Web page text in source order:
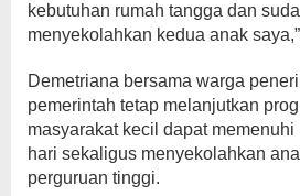
kebutuhan rumah tangga dan
menyekolahkan kedua anak
Demetriana bersama warga
pemerintah tetap melanjutkan
masyarakat kecil dapat
hari sekaligus menyekolahkan
perguruan tinggi.